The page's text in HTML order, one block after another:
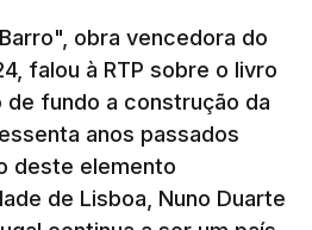
obra vencedora do
falou à RTP sobre o livro
fundo a construção da
anos passados
deste elemento
de Lisboa, Nuno Duarte